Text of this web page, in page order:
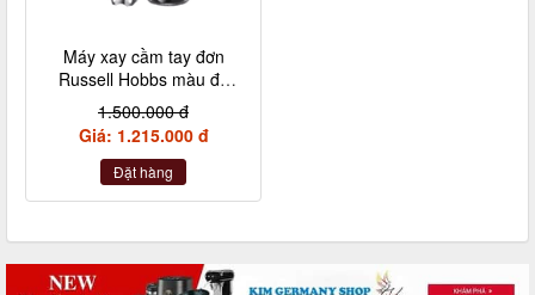
Máy xay cầm tay đơn
Russell Hobbs màu đỏ
kèm 1 cốc
1.500.000 đ
Giá: 1.215.000 đ
Đặt hàng